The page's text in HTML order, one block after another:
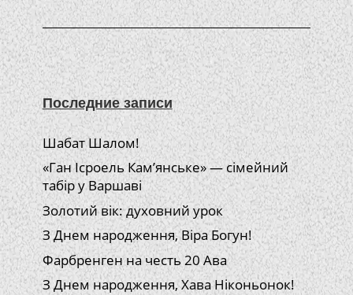
Последние записи
Шабат Шалом!
«Ган Ісроель Кам’янське» — сімейний
табір у Варшаві
Золотий вік: духовний урок
З Днем народження, Віра Богун!
Фарбренген на честь 20 Ава
З Днем народження, Хава Ніконьонок!